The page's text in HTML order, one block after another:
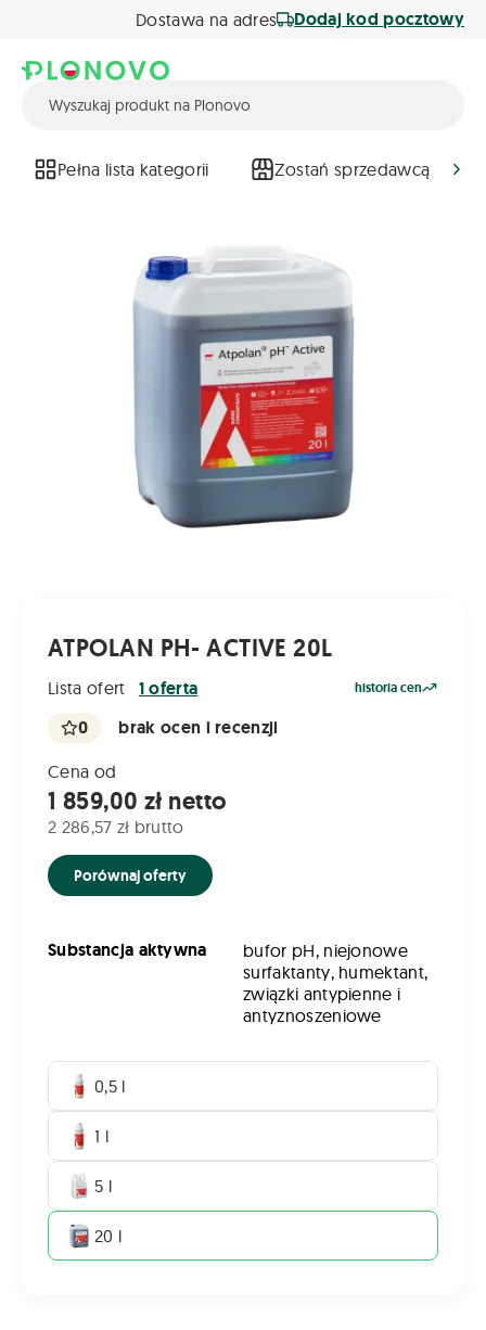
Dostawa na adres Dodaj kod pocztowy
Pełna lista kategorii Zostań sprzedawcą
ATPOLAN PH- ACTIVE 20L
Lista ofert 1 oferta historia cen
0 brak ocen i recenzji
Cena od
1 859,00 zł netto
2 286,57 zł brutto
Porównaj oferty
Substancja aktywna
bufor pH, niejonowe
surfaktanty, humektant,
związki antypienne i
antyznoszeniowe
0,5 l
1 l
5 l
20 l